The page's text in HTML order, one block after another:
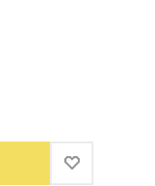
ADD TO
ADD TO